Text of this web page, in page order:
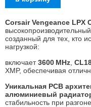
Corsair Vengeance LPX
созданный для тех, кто
нагрузкой:
включает3600 MHz
XMP, обеспечивая
Уникальная PCB
алюминиевый
стабильность при разгоне